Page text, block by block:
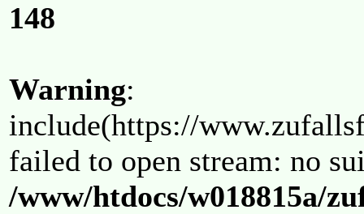
148
Warning:
include(https://
failed to open stream: no
/www/htdocs/w018815a/